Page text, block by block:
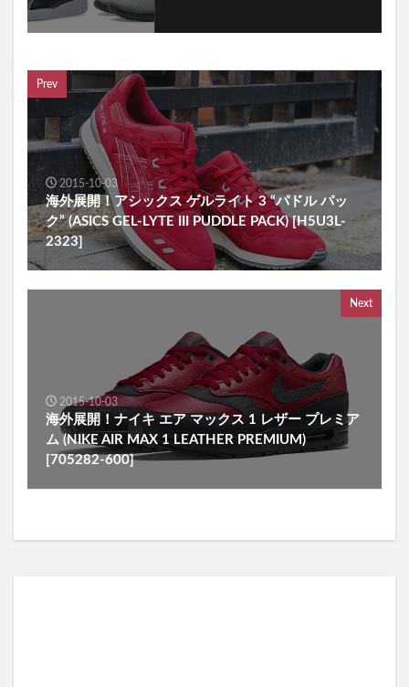
Prev
2015-10-03
海外展開！アシックス ゲルライト 3 “パドル パッ
ク” (ASICS GEL-LYTE III PUDDLE PACK) [H5U3L-
2323]
Next
2015-10-03
海外展開！ナイキ エア マックス 1 レザー プレミア
ム (NIKE AIR MAX 1 LEATHER PREMIUM)
[705282-600]